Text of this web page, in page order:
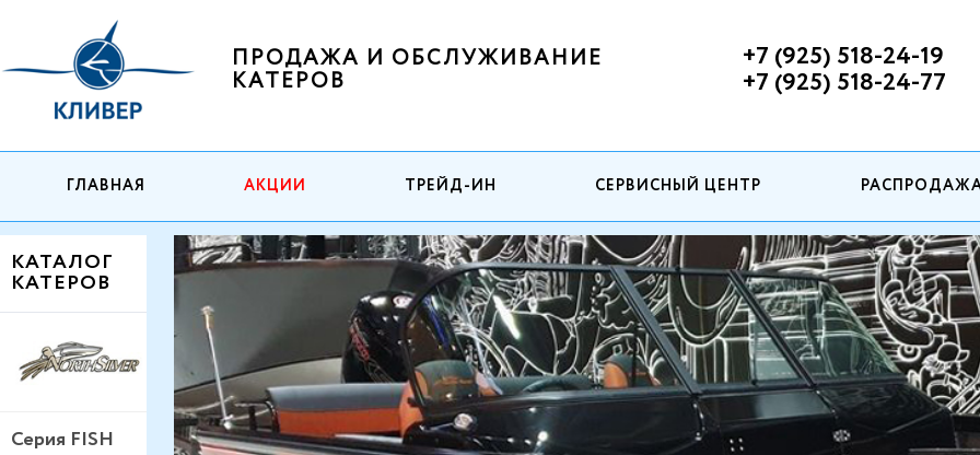
ПРОДАЖА И ОБСЛУЖИВАНИЕ
КАТЕРОВ
+7 (925) 518-24-19
+7 (925) 518-24-77
ГЛАВНАЯ АКЦИИ ТРЕЙД-ИН СЕРВИСНЫЙ ЦЕНТР
КАТАЛОГ
КАТЕРОВ
Серия FISH